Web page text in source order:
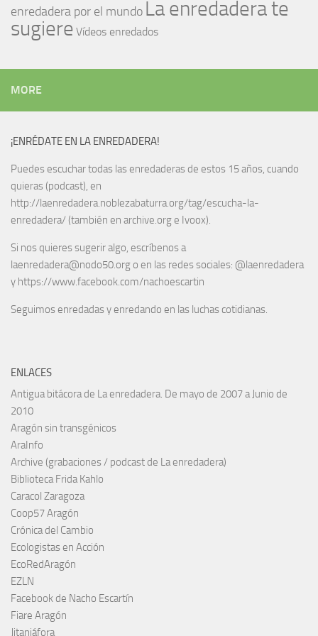
enredadera por el mundo La enredadera te
sugiere Vídeos enredados
MORE
¡ENRÉDATE EN LA ENREDADERA!
Puedes escuchar todas las enredaderas de estos 15 años, cuando
quieras (podcast), en
http://laenredadera.noblezabaturra.org/tag/escucha-la-
enredadera/ (también en archive.org e Ivoox).
Si nos quieres sugerir algo, escríbenos a
laenredadera@nodo50.org o en las redes sociales: @laenredadera
y https://www.facebook.com/nachoescartin
Seguimos enredadas y enredando en las luchas cotidianas.
ENLACES
Antigua bitácora de La enredadera. De mayo de 2007 a Junio de
2010
Aragón sin transgénicos
AraInfo
Archive (grabaciones / podcast de La enredadera)
Biblioteca Frida Kahlo
Caracol Zaragoza
Coop57 Aragón
Crónica del Cambio
Ecologistas en Acción
EcoRedAragón
EZLN
Facebook de Nacho Escartín
Fiare Aragón
Jitanjáfora